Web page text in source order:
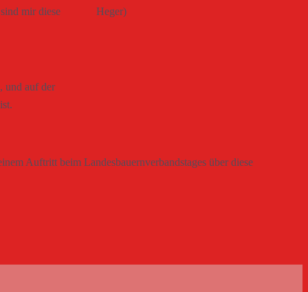
mir diese
und auf der
Auftritt beim Landesbauernverbandstages über diese